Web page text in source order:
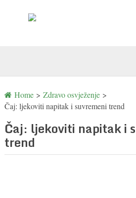
Home> Zdravo osvježenje>
Čaj: ljekoviti napitak i suvremeni trend
Čaj: ljekoviti napitak i
trend